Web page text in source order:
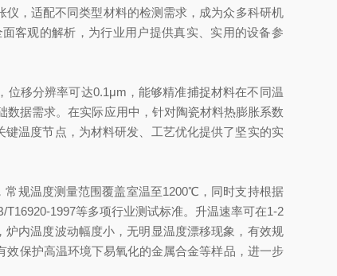
，适配不同类型材料的检测需求，成为众多科研机
客观的解析，为行业用户提供真实、实用的设备参
移分辨率可达0.1μm，能够精准捕捉材料在不同温
据需求。在实际应用中，针对陶瓷材料热膨胀系数
温度节点，为材料研发、工艺优化提供了坚实的实
规温度测量范围覆盖室温至1200℃，同时支持根据
1997等多项行业测试标准。升温速率可在1-2
内温度波动幅度小，无明显温度漂移现象，有效规
保护高温环境下易氧化的金属合金等样品，进一步